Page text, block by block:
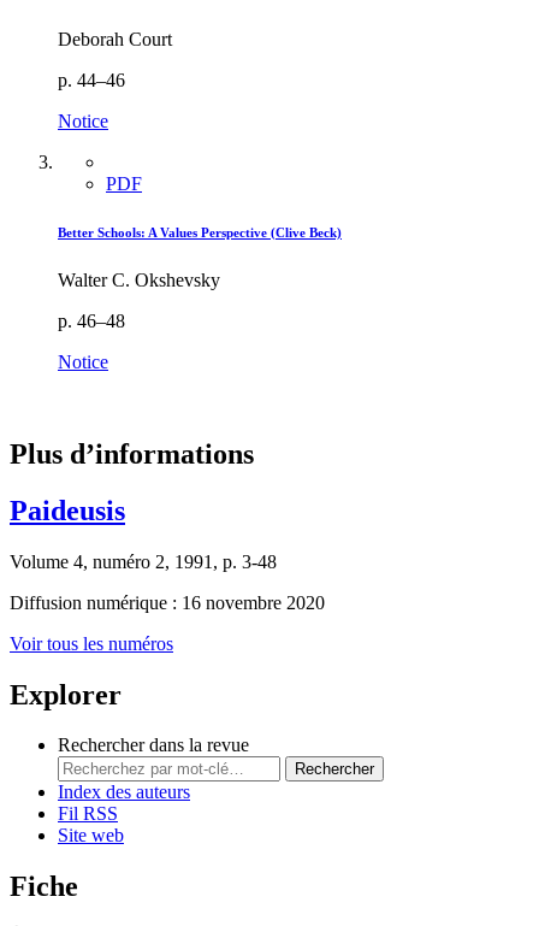
Deborah Court
p. 44–46
Notice
PDF
Better Schools: A Values Perspective (Clive Beck)
Walter C. Okshevsky
p. 46–48
Notice
Plus d’informations
Paideusis
Volume 4, numéro 2, 1991, p. 3-48
Diffusion numérique : 16 novembre 2020
Voir tous les numéros
Explorer
Rechercher dans la revue
Rechercher
Index des auteurs
Fil RSS
Site web
Fiche